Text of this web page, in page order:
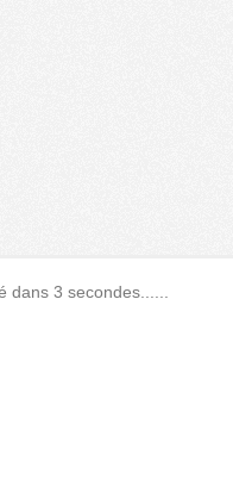
dans 3 secondes......